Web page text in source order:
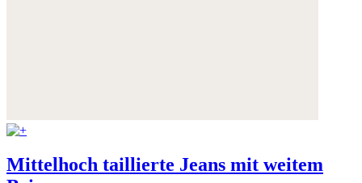
Mittelhoch taillierte Jeans mit weitem